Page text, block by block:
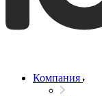
Компания